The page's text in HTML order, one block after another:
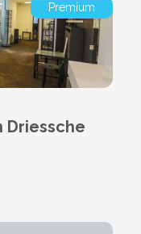
Premium
Driessche